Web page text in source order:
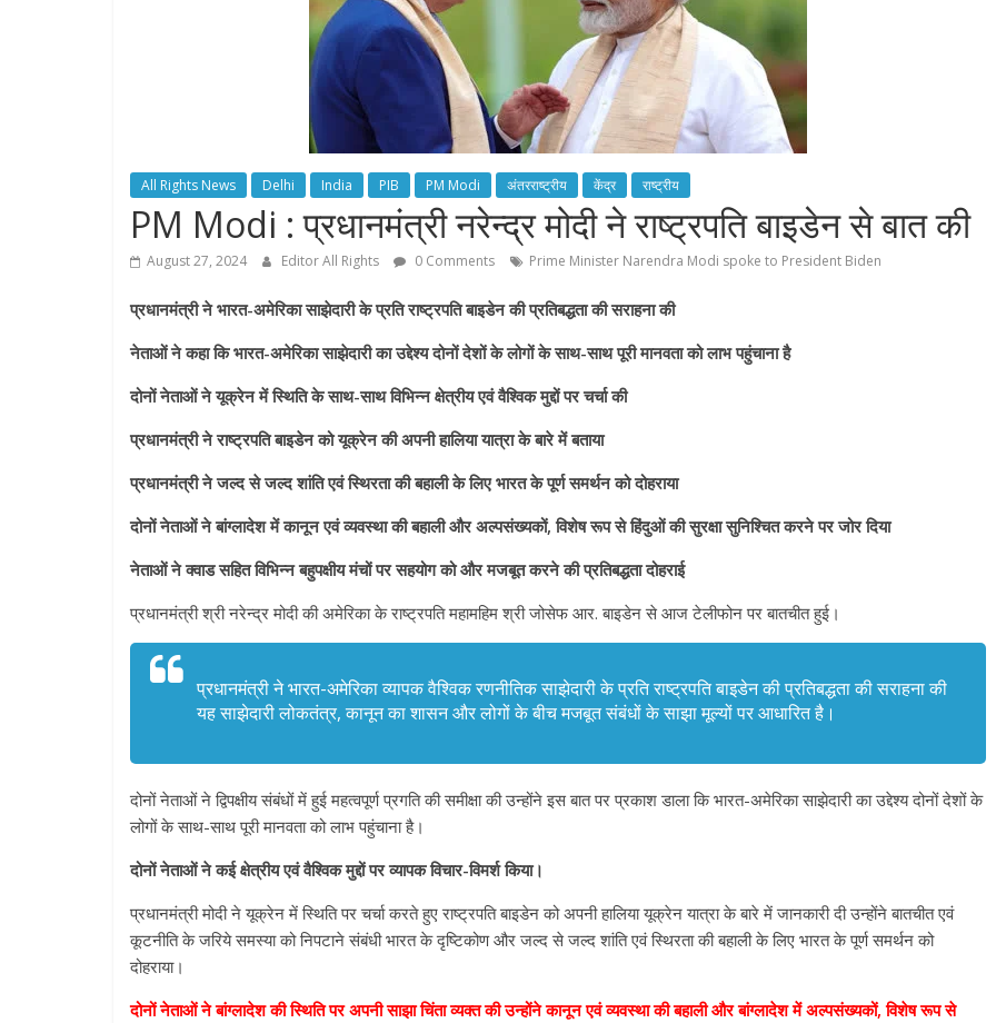
All Rights News Delhi India PIB PM Modi अंतरराष्ट्रीय केंद्र राष्ट्रीय
PM Modi : प्रधानमंत्री नरेन्‍द्र मोदी ने राष्ट्रपति बाइडेन से बात की
August 27, 2024 Editor All Rights 0 Comments Prime Minister Narendra Modi spoke to President Biden
प्रधानमंत्री ने भारत-अमेरिका साझेदारी के प्रति राष्ट्रपति बाइडेन की प्रतिबद्धता की सराहना की
नेताओं ने कहा कि भारत-अमेरिका साझेदारी का उद्देश्य दोनों देशों के लोगों के साथ-साथ पूरी मानवता को लाभ पहुंचाना है
दोनों नेताओं ने यूक्रेन में स्थिति के साथ-साथ विभिन्न क्षेत्रीय एवं वैश्विक मुद्दों पर चर्चा की
प्रधानमंत्री ने राष्ट्रपति बाइडेन को यूक्रेन की अपनी हालिया यात्रा के बारे में बताया
प्रधानमंत्री ने जल्‍द से जल्‍द शांति एवं स्थिरता की बहाली के लिए भारत के पूर्ण समर्थन को दोहराया
दोनों नेताओं ने बांग्लादेश में कानून एवं व्यवस्था की बहाली और अल्पसंख्यकों, विशेष रूप से हिंदुओं की सुरक्षा सुनिश्चित करने पर जोर दिया
नेताओं ने क्वाड सहित विभिन्‍न बहुपक्षीय मंचों पर सहयोग को और मजबूत करने की प्रतिबद्धता दोहराई
प्रधानमंत्री श्री नरेन्द्र मोदी की अमेरिका के राष्ट्रपति महामहिम श्री जोसेफ आर. बाइडेन से आज टेलीफोन पर बातचीत हुई।
प्रधानमंत्री ने भारत-अमेरिका व्यापक वैश्विक रणनीतिक साझेदारी के प्रति राष्ट्रपति बाइडेन की प्रतिबद्धता की सराहना की
यह साझेदारी लोकतंत्र, कानून का शासन और लोगों के बीच मजबूत संबंधों के साझा मूल्यों पर आधारित है।
दोनों नेताओं ने द्विपक्षीय संबंधों में हुई महत्वपूर्ण प्रगति की समीक्षा की उन्‍होंने इस बात पर प्रकाश डाला कि भारत-अमेरिका साझेदारी का उद्देश्य दोनों देशों के
लोगों के साथ-साथ पूरी मानवता को लाभ पहुंचाना है।
दोनों नेताओं ने कई क्षेत्रीय एवं वैश्विक मुद्दों पर व्‍यापक विचार-विमर्श किया।
प्रधानमंत्री मोदी ने यूक्रेन में स्थिति पर चर्चा करते हुए राष्ट्रपति बाइडेन को अपनी हालिया यूक्रेन यात्रा के बारे में जानकारी दी उन्होंने बातचीत एवं
कूटनीति के जरिये समस्‍या को निपटाने संबंधी भारत के दृष्टिकोण और जल्‍द से जल्‍द शांति एवं स्थिरता की बहाली के लिए भारत के पूर्ण समर्थन को
दोहराया।
दोनों नेताओं ने बांग्लादेश की स्थिति पर अपनी साझा चिंता व्यक्त की उन्होंने कानून एवं व्यवस्था की बहाली और बांग्लादेश में अल्पसंख्यकों, विशेष रूप से